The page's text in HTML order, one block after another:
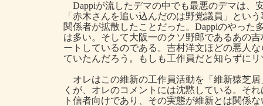
Dappiが流したデマの中でも最悪のデマは、
「赤木さんを追い込んだのは野党議員」とい
関係者が拡散したことだった。Dappiのやった
は多い。そして大阪一のクソ野郎であるあの
ートしているのである。吉村洋文ほどの悪人
ていたんだろう。もしも工作員だと知らずに
オレはこの維新の工作員活動を「維新猿芝
くが、オレのコメントには沈黙している。そ
ト信者向けであり、その実態が維新とは関係